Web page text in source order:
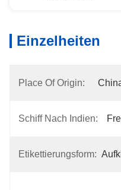
Einzelheiten
Place Of Origin:
Schiff Nach Indien:
Etikettierungsform: